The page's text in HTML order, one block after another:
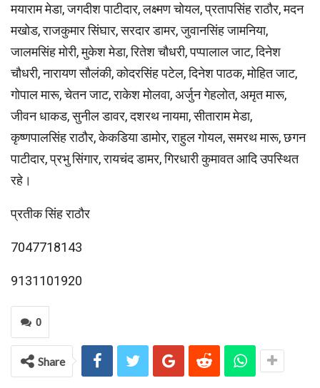
मयाराम मेडा, जगदीश पाटीदार, लक्ष्मण चोयल, प्रतापसिंह राठौर, मदन
मखोड, राजकुमार सिंघार, सरदार डामर, जुवानसिंह जामनिया,
जालमसिंह मोरी, मुकेश मेडा, रितेश चौधरी, पप्पालाल जाट, दिनेश
चौधरी, नारायण सौलंकी, कोदरसिंह पटेल, दिनेश पाठक, मोहित जाट,
गोपाल मारू, चेतन जाट, राकेश मोलवा, अर्जुन गेहलोत, अमृत मारू,
जीवन धाकड, सुनील डावर, दशरथ नायमा, सीताराम मेडा,
कृष्णपालसिंह राठौर, केकडिया डामोर, राहुल गोयल, समरथ मारू, छगन
पाटीदार, प्रभु सिंगार, रायचंद डामर, गिरधारी कुमावत आदि उपस्थित
रहे।
प्रतीक सिंह राठौर
7047718143
9131101920
0
Share